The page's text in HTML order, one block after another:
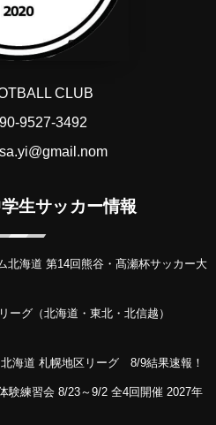
CLUB
9527-3492
生サッカー情報
北海道 第14回熊谷・髙瀬杯サッカー大
ーグ（北海道・東北・北信越）
海道 札幌地区リーグ 8/9結果速報！
験練習会 8/23～9/2 全4回開催 2027年